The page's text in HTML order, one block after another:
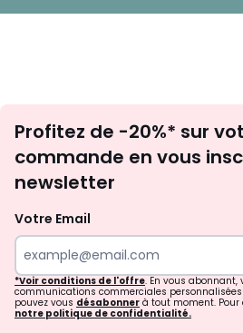
Profitez de -20%* sur
commande en vous
newsletter
Votre Email
*Voir conditions de l'offre. En vous abonnant,
communications commerciales personnalisées
pouvez vous désabonner à tout moment.
notre politique de confidentialité.